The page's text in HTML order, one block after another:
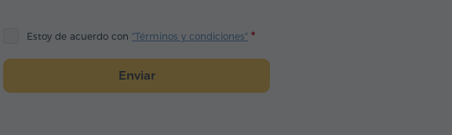
Estoy de acuerdo con "Términos y condiciones"
Enviar